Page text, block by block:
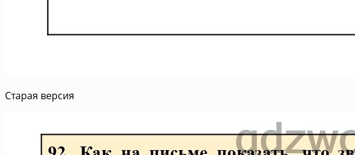
Старая версия